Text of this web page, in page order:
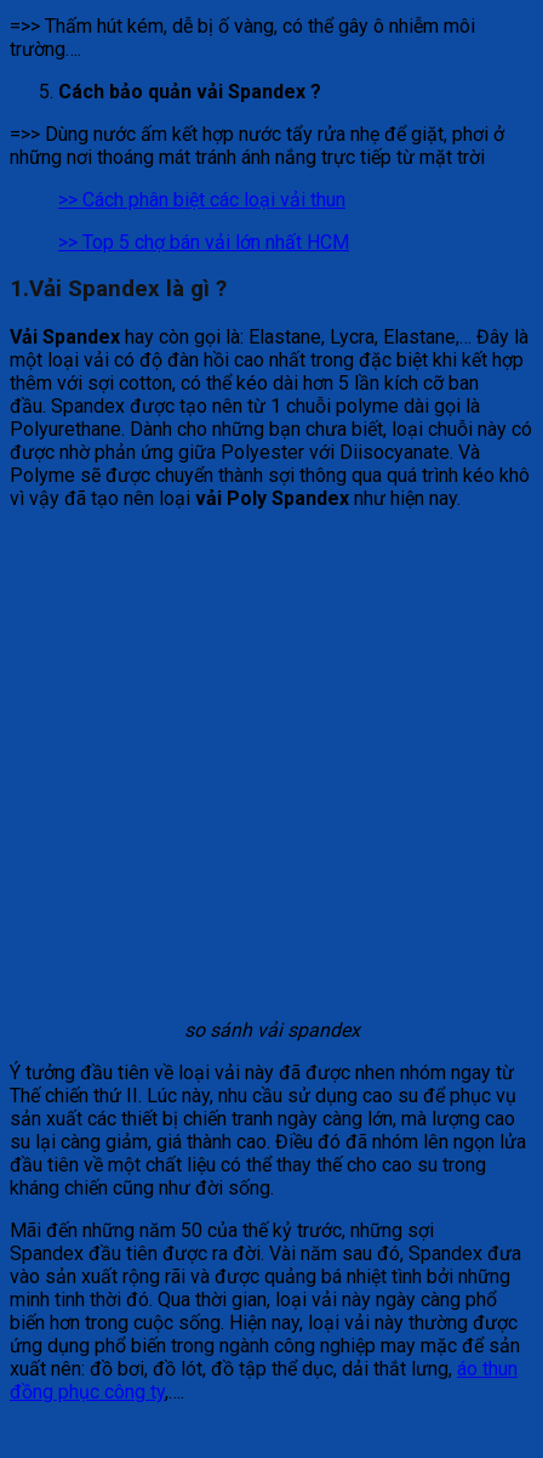
=>> Thấm hút kém, dễ bị ố vàng, có thể gây ô nhiễm môi
trường….
Cách bảo quản vải Spandex ?
=>> Dùng nước ấm kết hợp nước tẩy rửa nhẹ để giặt, phơi ở
những nơi thoáng mát tránh ánh nắng trực tiếp từ mặt trời
>> Cách phân biệt các loại vải thun
>> Top 5 chợ bán vải lớn nhất HCM
1.Vải Spandex là gì ?
Vải Spandex hay còn gọi là: Elastane, Lycra, Elastane,… Đây là
một loại vải có độ đàn hồi cao nhất trong đặc biệt khi kết hợp
thêm với sợi cotton, có thể kéo dài hơn 5 lần kích cỡ ban
đầu. Spandex được tạo nên từ 1 chuỗi polyme dài gọi là
Polyurethane. Dành cho những bạn chưa biết, loại chuỗi này có
được nhờ phản ứng giữa Polyester với Diisocyanate. Và
Polyme sẽ được chuyển thành sợi thông qua quá trình kéo khô
vì vậy đã tạo nên loại vải Poly Spandex như hiện nay.
so sánh vải spandex
Ý tưởng đầu tiên về loại vải này đã được nhen nhóm ngay từ
Thế chiến thứ II. Lúc này, nhu cầu sử dụng cao su để phục vụ
sản xuất các thiết bị chiến tranh ngày càng lớn, mà lượng cao
su lại càng giảm, giá thành cao. Điều đó đã nhóm lên ngọn lửa
đầu tiên về một chất liệu có thể thay thế cho cao su trong
kháng chiến cũng như đời sống.
Mãi đến những năm 50 của thế kỷ trước, những sợi
Spandex đầu tiên được ra đời. Vài năm sau đó, Spandex đưa
vào sản xuất rộng rãi và được quảng bá nhiệt tình bởi những
minh tinh thời đó. Qua thời gian, loại vải này ngày càng phổ
biến hơn trong cuộc sống. Hiện nay, loại vải này thường được
ứng dụng phổ biến trong ngành công nghiệp may mặc để sản
xuất nên: đồ bơi, đồ lót, đồ tập thể dục, dải thắt lưng, áo thun
đồng phục công ty,….